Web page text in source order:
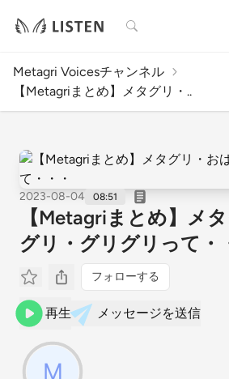
検索
Metagri Voicesチャンネル
【Metagriまとめ】メタグリ・..
2023-08-04 08:51
【Metagriまとめ】メ
グリ・グリグリって・
フォローする
再生 メッセージを送信